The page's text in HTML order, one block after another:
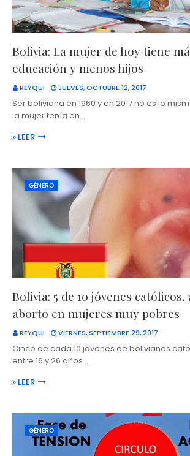
Bolivia: La mujer de hoy tiene
educación y menos hijos
REYQUI JUEVES, OCTUBRE 12, 2017
Ser boliviana en 1960 y en 2017 no es lo
la mujer tenía en…
» LEER
GÉNERO
Bolivia: 5 de 10 jóvenes católicos,
aborto en mujeres muy pobres
REYQUI VIERNES, SEPTIEMBRE 29, 2017
Cinco de cada 10 jóvenes de bolivianos
entre 16 y 26 años …
» LEER
GÉNERO